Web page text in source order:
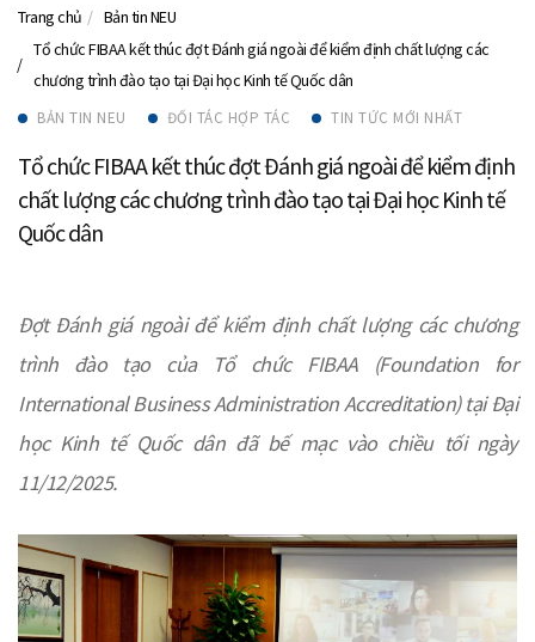
Trang chủ
Bản tin NEU
Tổ chức FIBAA kết thúc đợt Đánh giá ngoài để kiểm định chất lượng các
chương trình đào tạo tại Đại học Kinh tế Quốc dân
BẢN TIN NEU ĐỐI TÁC HỢP TÁC TIN TỨC MỚI NHẤT
Tổ chức FIBAA kết thúc đợt Đánh giá ngoài để kiểm định
chất lượng các chương trình đào tạo tại Đại học Kinh tế
Quốc dân
Đợt Đánh giá ngoài để kiểm định chất lượng các chương
trình đào tạo của Tổ chức FIBAA (Foundation for
International Business Administration Accreditation) tại Đại
học Kinh tế Quốc dân đã bế mạc vào chiều tối ngày
11/12/2025.